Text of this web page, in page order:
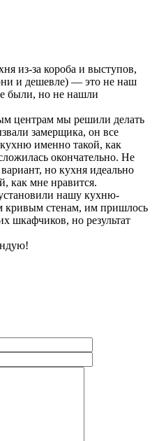
из-за короба и выступов,
и дешевле) — это не наш
были, но не нашли
центрам мы решили делать
замерщика, он все
именно такой, как
окончательно. Не
но кухня идеально
как мне нравится.
нашу кухню-
кривым стенам, им пришлось
шкафчиков, но результат